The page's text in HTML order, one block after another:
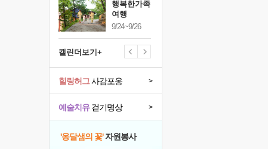
행복한가족
여행
9/24~9/26
캘린더보기+
예술치유걷기명상 >
힐링허그사감포옹 >
'옹달샘의 꽃'자원봉사